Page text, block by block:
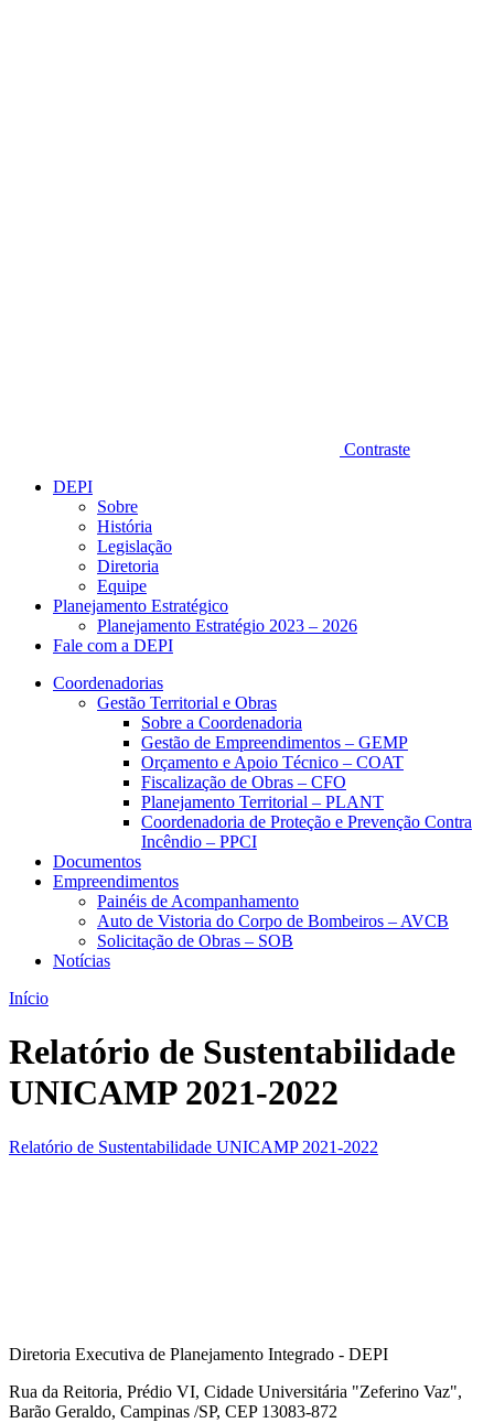
Contraste
DEPI
Sobre
História
Legislação
Diretoria
Equipe
Planejamento Estratégico
Planejamento Estratégio 2023 – 2026
Fale com a DEPI
Coordenadorias
Gestão Territorial e Obras
Sobre a Coordenadoria
Gestão de Empreendimentos – GEMP
Orçamento e Apoio Técnico – COAT
Fiscalização de Obras – CFO
Planejamento Territorial – PLANT
Coordenadoria de Proteção e Prevenção Contra
Incêndio – PPCI
Documentos
Empreendimentos
Painéis de Acompanhamento
Auto de Vistoria do Corpo de Bombeiros – AVCB
Solicitação de Obras – SOB
Notícias
Início
Relatório de Sustentabilidade
UNICAMP 2021-2022
Relatório de Sustentabilidade UNICAMP 2021-2022
Diretoria Executiva de Planejamento Integrado - DEPI
Rua da Reitoria, Prédio VI, Cidade Universitária "Zeferino Vaz",
Barão Geraldo, Campinas /SP, CEP 13083-872